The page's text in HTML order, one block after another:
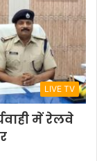
LIVE TV
में रेलवे